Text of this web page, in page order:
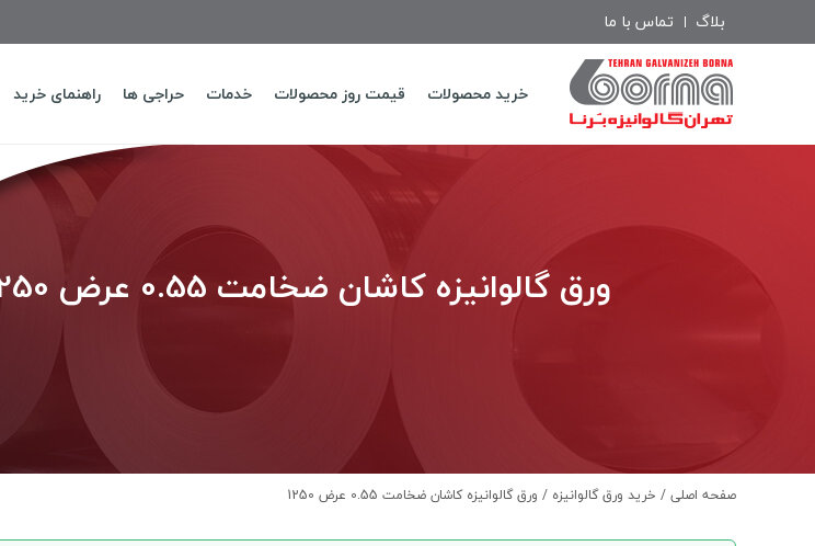
بلاگ تماس با ما
خرید محصولات قیمت روز محصولات خدمات حراجی ها راهنمای خرید
ورق گالوانیزه کاشان ضخامت 0.55 عرض 1250
صفحه اصلی/ خرید ورق گالوانیزه / ورق گالوانیزه کاشان ضخامت 0.55 عرض 1250